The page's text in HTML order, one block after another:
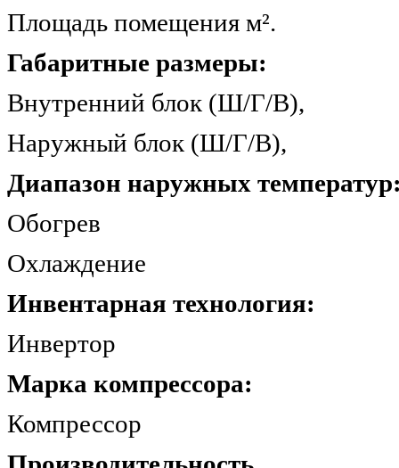
Площадь
Габаритные размеры:
Внутренний блок (Ш/
Наружный блок (Ш/Г/
Диапазон наружных
Обогрев -
Охлаждение -
Инвентарная технология:
Марка компрессора:
Компрессор